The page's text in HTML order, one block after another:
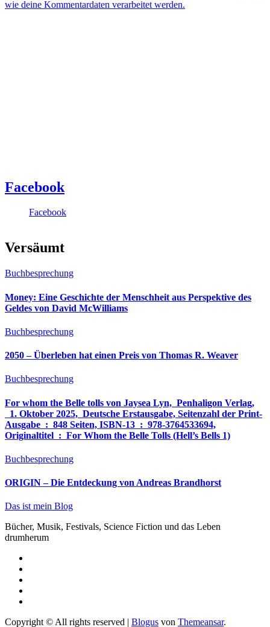
wie deine Kommentardaten verarbeitet werden.
Facebook
Facebook
Versäumt
Buchbesprechung
Money: Eine Geschichte der Menschheit aus Perspektive des
Geldes von David McWilliams
Buchbesprechung
2050 – Überleben hat einen Preis von Thomas R. Weaver
Buchbesprechung
For whom the Belle tolls von Jaysea Lyn, ‎ Penhaligon Verlag,
‎ 1. Oktober 2025, ‎ Deutsche Erstausgabe, Seitenzahl der Print-
Ausgabe ‏ : ‎ 848 Seiten, ISBN-13 ‏ : ‎ 978-3764533694,
Originaltitel ‏ : ‎ For Whom the Belle Tolls (Hell’s Bells 1)
Buchbesprechung
ORIGIN – Die Entdeckung von Andreas Brandhorst
Das ist mein Blog
Bücher, Musik, Festivals, Science Fiction und das Leben
drumherum
Copyright © All rights reserved | Blogus von Themeansar.